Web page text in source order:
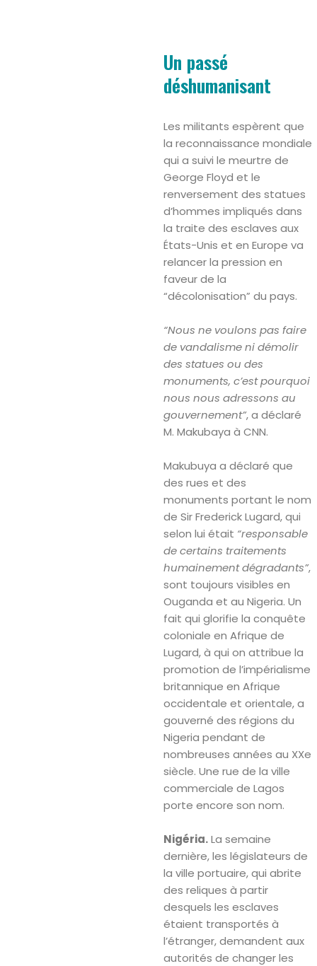
Un passé
déshumanisant
Les militants espèrent que
la reconnaissance mondiale
qui a suivi le meurtre de
George Floyd et le
renversement des statues
d’hommes impliqués dans
la traite des esclaves aux
États-Unis et en Europe va
relancer la pression en
faveur de la
“décolonisation” du pays.
“Nous ne voulons pas faire
de vandalisme ni démolir
des statues ou des
monuments, c’est pourquoi
nous nous adressons au
gouvernement”, a déclaré
M. Makubaya à CNN.
Makubuya a déclaré que
des rues et des
monuments portant le nom
de Sir Frederick Lugard, qui
selon lui était “responsable
de certains traitements
humainement dégradants”,
sont toujours visibles en
Ouganda et au Nigeria. Un
fait qui glorifie la conquête
coloniale en Afrique de
Lugard, à qui on attribue la
promotion de l’impérialisme
britannique en Afrique
occidentale et orientale, a
gouverné des régions du
Nigeria pendant de
nombreuses années au XXe
siècle. Une rue de la ville
commerciale de Lagos
porte encore son nom.
Nigéria.La semaine
dernière, les législateurs de
la ville portuaire, qui abrite
des reliques à partir
desquels les esclaves
étaient transportés à
l’étranger, demandent aux
autorités de changer les